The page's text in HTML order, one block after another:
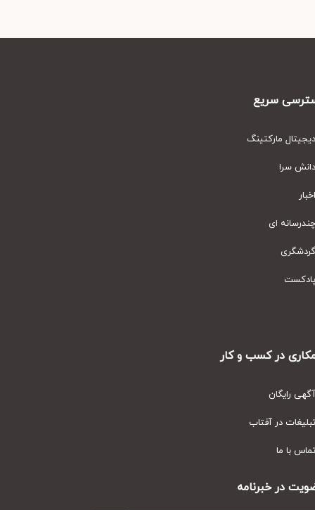
سریع
مارکتینگ
سرا
ای
در کسب و کار
رایگان
در آفتاب
با ما
در خبرنامه